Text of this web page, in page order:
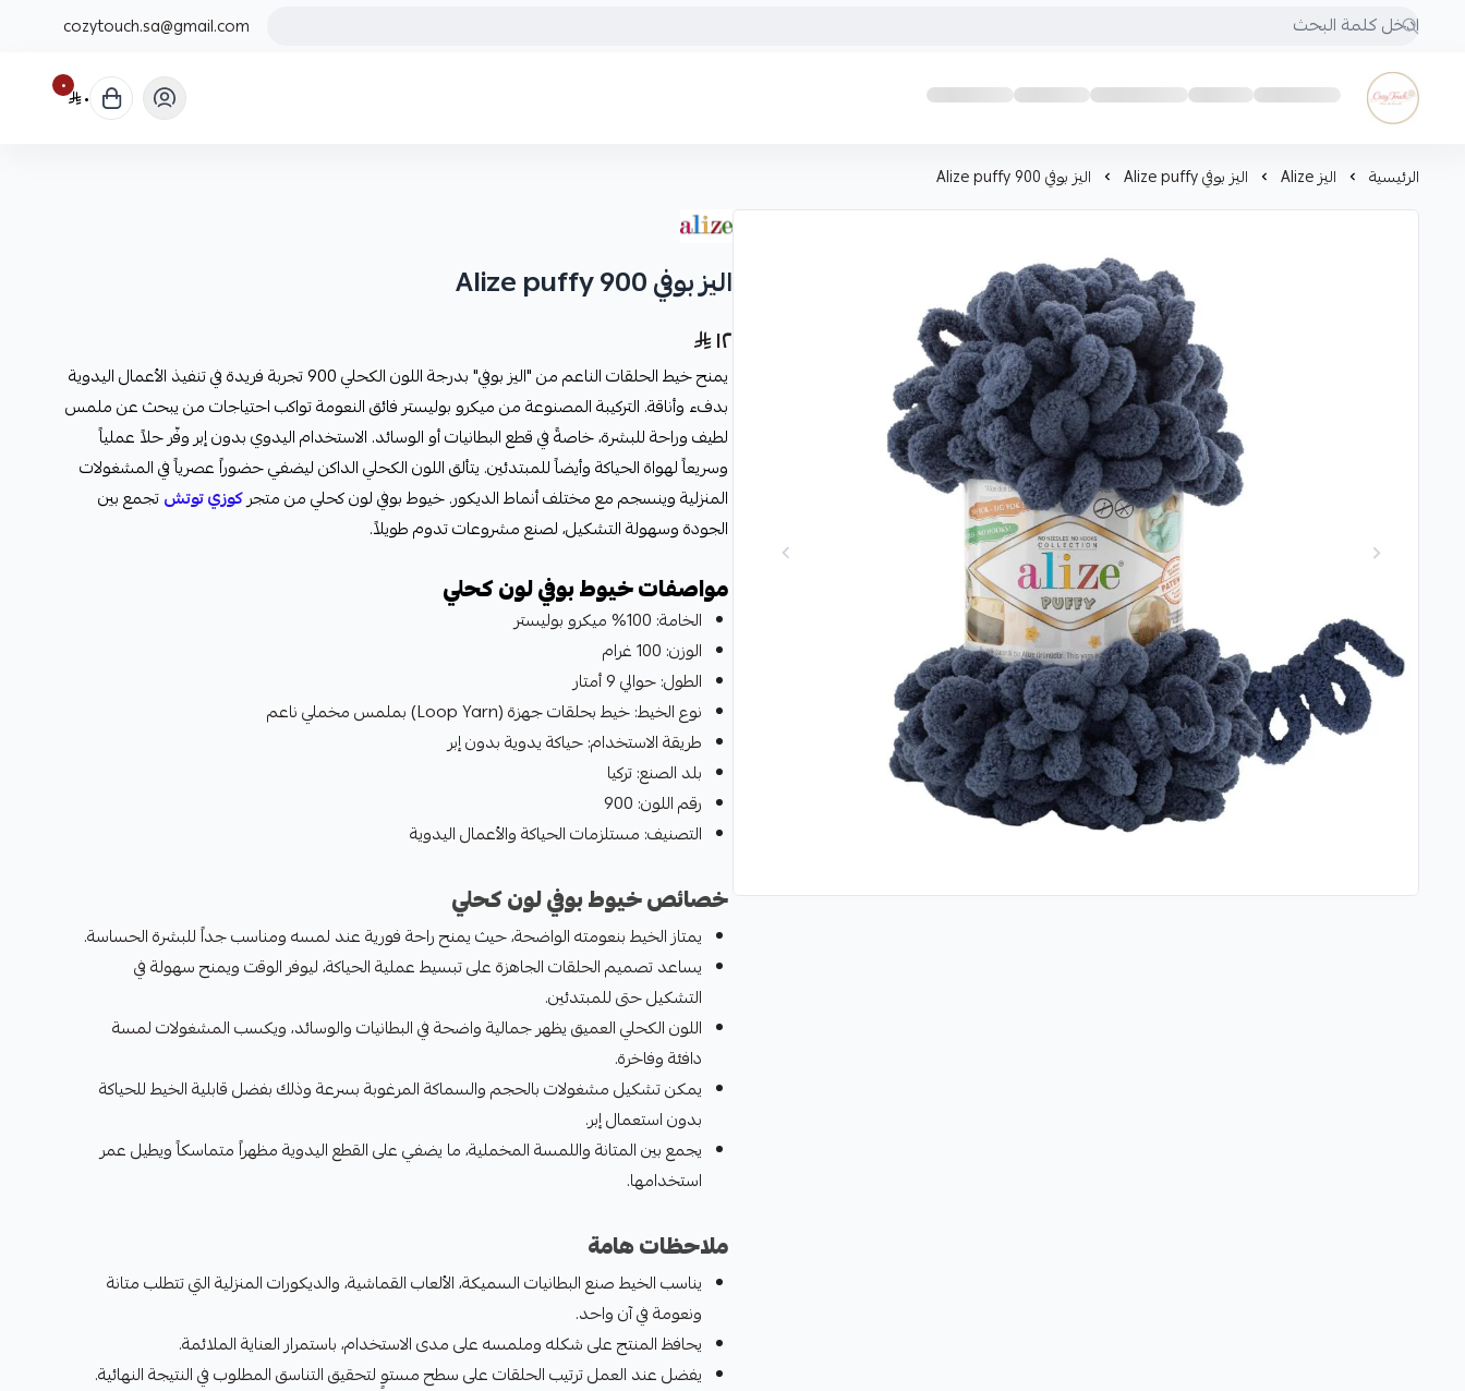
cozytouch.sa@gmail.com
Cozy touch
٠ ٠
الرئيسية اليز Alize اليز بوفي Alize puffy اليز بوفي Alize puffy 900
اليز بوفي Alize puffy 900
١٢
يمنح خيط الحلقات الناعم من "اليز بوفي" بدرجة اللون الكحلي 900 تجربة فريدة في تنفيذ الأعمال اليدوية
بدفء وأناقة. التركيبة المصنوعة من ميكرو بوليستر فائق النعومة تواكب احتياجات من يبحث عن ملمس
لطيف وراحة للبشرة، خاصةً في قطع البطانيات أو الوسائد. الاستخدام اليدوي بدون إبر وفّر حلاً عملياً
وسريعاً لهواة الحياكة وأيضاً للمبتدئين. يتألق اللون الكحلي الداكن ليضفي حضوراً عصرياً في المشغولات
المنزلية وينسجم مع مختلف أنماط الديكور. خيوط بوفي لون كحلي من متجركوزي توتشتجمع بين
الجودة وسهولة التشكيل، لصنع مشروعات تدوم طويلاً.
مواصفات خيوط بوفي لون كحلي
الخامة: 100% ميكرو بوليستر
الوزن: 100 غرام
الطول: حوالي 9 أمتار
نوع الخيط: خيط بحلقات جهزة (Loop Yarn) بملمس مخملي ناعم
طريقة الاستخدام: حياكة يدوية بدون إبر
بلد الصنع: تركيا
رقم اللون: 900
التصنيف: مستلزمات الحياكة والأعمال اليدوية
خصائص خيوط بوفي لون كحلي
يمتاز الخيط بنعومته الواضحة، حيث يمنح راحة فورية عند لمسه ومناسب جداً للبشرة الحساسة.
يساعد تصميم الحلقات الجاهزة على تبسيط عملية الحياكة، ليوفر الوقت ويمنح سهولة في
التشكيل حتى للمبتدئين.
اللون الكحلي العميق يظهر جمالية واضحة في البطانيات والوسائد، ويكسب المشغولات لمسة
دافئة وفاخرة.
يمكن تشكيل مشغولات بالحجم والسماكة المرغوبة بسرعة وذلك بفضل قابلية الخيط للحياكة
بدون استعمال إبر.
يجمع بين المتانة واللمسة المخملية، ما يضفي على القطع اليدوية مظهراً متماسكاً ويطيل عمر
استخدامها.
ملاحظات هامة
يناسب الخيط صنع البطانيات السميكة، الألعاب القماشية، والديكورات المنزلية التي تتطلب متانة
ونعومة في آن واحد.
يحافظ المنتج على شكله وملمسه على مدى الاستخدام، باستمرار العناية الملائمة.
يفضل عند العمل ترتيب الحلقات على سطح مستوٍ لتحقيق التناسق المطلوب في النتيجة النهائية.